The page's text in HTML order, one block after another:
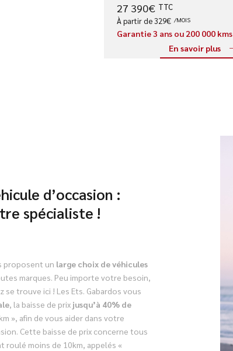
27 390€ TTC
À partir de 329€ /MOIS
Garantie 3 ans ou 200 000 kms
En savoir plus
d’occasion :
spécialiste !
proposent un large choix de véhicules
marques. Peu importe votre besoin,
se trouve ici ! Les Ets. Gabardos vous
, la baisse de prix jusqu’à 40% de
», afin de vous aider dans votre
Cette baisse de prix concerne tous
roulé moins de 10km, appelés «